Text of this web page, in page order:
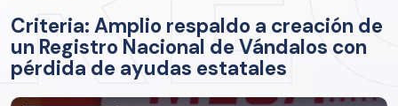
Criteria: Amplio respaldo a creación de
un Registro Nacional de Vándalos con
pérdida de ayudas estatales